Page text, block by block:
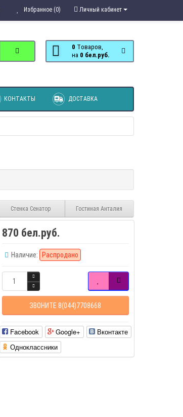
Личный кабинет
Избранное (0)
0 Tоваров,
на
0 бел.руб.
КОНТАКТЫ ДОСТАВКА
Стенка Сенатор Гостиная Анталия
870 бел.руб.
Наличие: Распродано
ЗВОНИТЕ 8(044)7708668
Facebook Google+
Вконтакте
Одноклассники